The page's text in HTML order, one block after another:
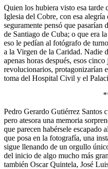
Quien los hubiera visto esa tarde
Iglesia del Cobre, con esa alegría
seguramente pensó que pasarían
de Santiago de Cuba; o que era
eso le pedían al fotógrafo de
a la Virgen de la Caridad. Nadie
apenas horas después, esos
revolucionarios, protagonizarían
toma del Hospital Civil y el
Pedro Gerardo Gutiérrez Santos
pero atesora una memoria
que parecen habérsele escapado
que posa en la fotografía, una
sigue llenando de un orgullo
del inicio de algo mucho más
también Oscar Quintela, José